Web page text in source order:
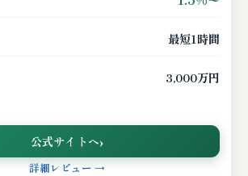
最短1時間
3,000万円
公式サイトへ
詳細レビュー →